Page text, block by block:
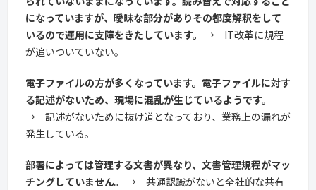
になっていますが、曖昧な部分がありその都度解釈をして
いるので運用に支障をきたしています。 → IT改革に規程
が追いついていない。
電子ファイルの方が多くなっています。電子ファイルに対す
る記述がないため、現場に混乱が生じているようです。
→ 記述がないために抜け道となっており、業務上の漏れが
発生している。
部署によっては管理する文書が異なり、文書管理規程がマッ
チングしていません。 → 共通認識がないと全社的な共有